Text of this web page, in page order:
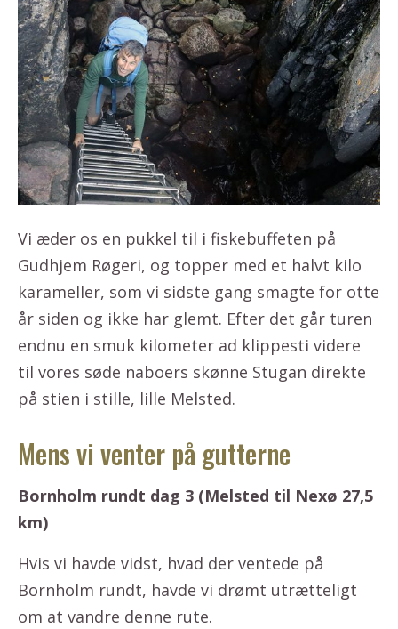
Vi æder os en pukkel til i fiskebuffeten på
Gudhjem Røgeri, og topper med et halvt kilo
karameller, som vi sidste gang smagte for otte
år siden og ikke har glemt. Efter det går turen
endnu en smuk kilometer ad klippesti videre
til vores søde naboers skønne Stugan direkte
på stien i stille, lille Melsted.
Mens vi venter på gutterne
Bornholm rundt dag 3 (Melsted til Nexø 27,5
km)
Hvis vi havde vidst, hvad der ventede på
Bornholm rundt, havde vi drømt utrætteligt
om at vandre denne rute.